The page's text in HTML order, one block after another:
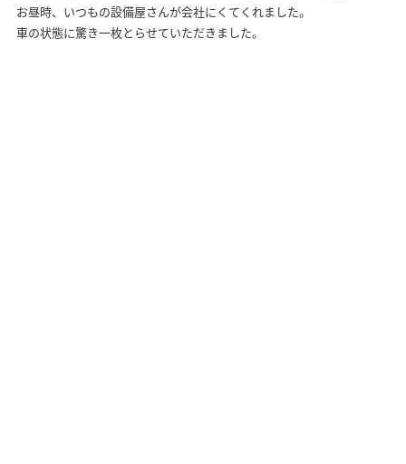
お昼時、いつもの設備屋さんが会社にくてくれました。
車の状態に驚き一枚とらせていただきました。